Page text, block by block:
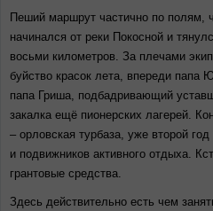
Пеший маршрут частично по полям,
начинался от реки Покосной и
восьми километров. За плечами
буйство красок лета, впереди
папа Гриша, подбадривающий
закалка ещё пионерских лагерей.
– орловская турбаза, уже второй
и подвижников активного отдыха.
грантовые средства.
Здесь действительно есть чем